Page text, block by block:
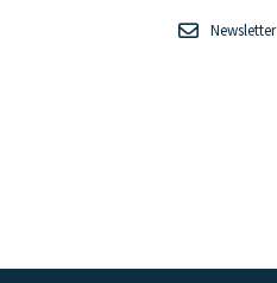
Newsletter